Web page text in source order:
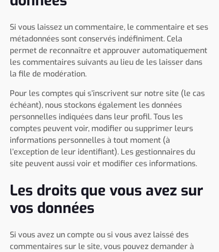
Si vous laissez un commentaire, le commentaire et ses
métadonnées sont conservés indéfiniment. Cela
permet de reconnaître et approuver automatiquement
les commentaires suivants au lieu de les laisser dans
la file de modération.
Pour les comptes qui s’inscrivent sur notre site (le cas
échéant), nous stockons également les données
personnelles indiquées dans leur profil. Tous les
comptes peuvent voir, modifier ou supprimer leurs
informations personnelles à tout moment (à
l’exception de leur identifiant). Les gestionnaires du
site peuvent aussi voir et modifier ces informations.
Les droits que vous avez sur
vos données
Si vous avez un compte ou si vous avez laissé des
commentaires sur le site, vous pouvez demander à